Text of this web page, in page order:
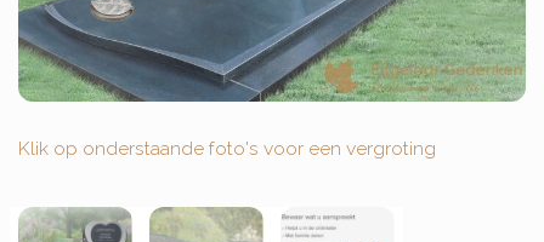
Klik op onderstaande foto's voor een vergroting